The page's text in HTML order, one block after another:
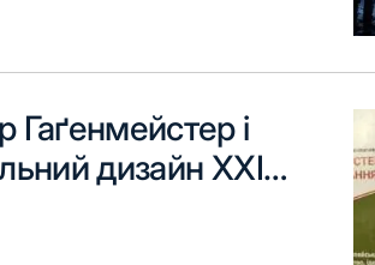
Гаґенмейстер і
дизайн XXI